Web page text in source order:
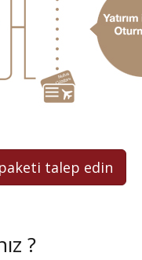
talep edin
?